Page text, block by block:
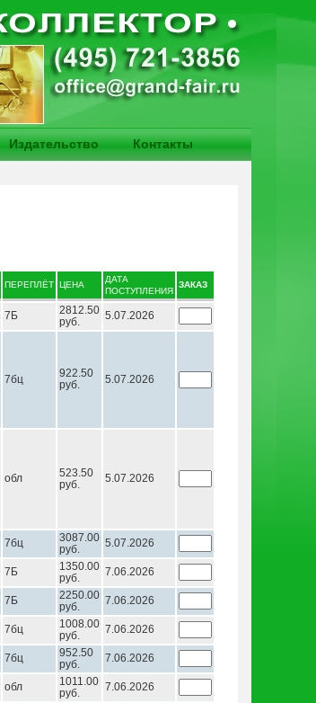
Издательство Контакты
ПЕРЕПЛЁТ ЦЕНА
ДАТА
ПОСТУПЛЕНИЯ
ЗАКАЗ
7Б
2812.50
руб.
5.07.2026
7бц
922.50
руб.
5.07.2026
обл
523.50
руб.
5.07.2026
7бц
3087.00
руб.
5.07.2026
7Б
1350.00
руб.
7.06.2026
7Б
2250.00
руб.
7.06.2026
7бц
1008.00
руб.
7.06.2026
7бц
952.50
руб.
7.06.2026
обл
1011.00
руб.
7.06.2026